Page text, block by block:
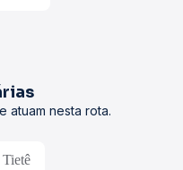
atuam nesta rota.
Tietê